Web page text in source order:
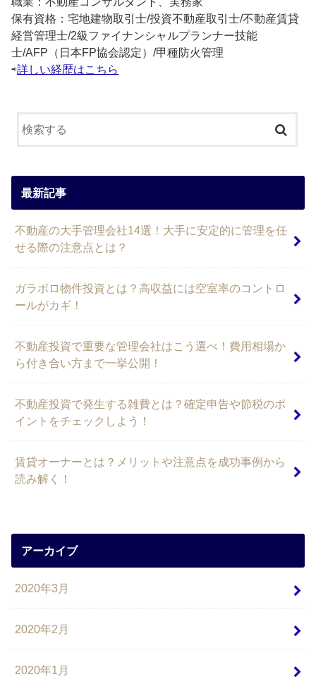
保有資格：宅地建物取引士/投資不動産取引士/不動産賃貸
経営管理士/2級ファイナンシャルプランナー技能
士/AFP（日本FP協会認定）/甲種防火管理
⇨詳しい経歴はこちら
最新記事
不動産の大手管理会社14選！大手に安定的に管理を任
せる際の注意点とは？
ガラボロ物件投資とは？高収益には空室率のコントロ
ールがカギ！
不動産投資で重要な管理会社はこう選べ！費用相場か
ら付き合い方まで一挙公開！
不動産投資で発生する雑費とは？確定申告や節税のポ
イントをチェックしよう！
賃貸オーナーとは？メリットや注意点を成功事例から
読み解く！
アーカイブ
2020年3月
2020年2月
2020年1月